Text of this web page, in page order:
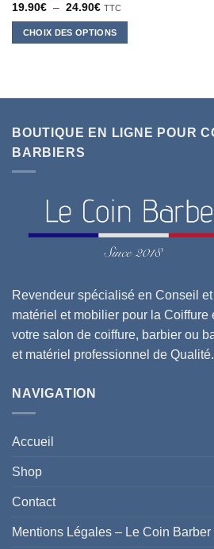
19.90€ – 24.90€Plage
prix :
19.90€
TTC
CHOIX DES OPTIONS
plusieurs
Les
options
peuvent
choisies
BOUTIQUE EN LIGNE POUR
BARBIERS
Revendeur spécialisé en Conseil
matériel et mobilier pour la Coiffure
votre salon de coiffure, barbier ou
et matériel professionnel de Qualité.
NAVIGATION
Accueil
Shop
Contact
Mentions Légales – Le Coin Barber